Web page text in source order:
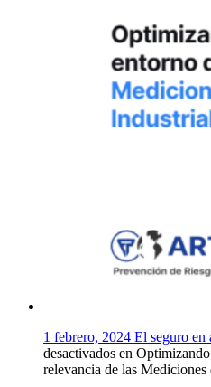
1 febrero, 2024 El seguro en
desactivados en
relevancia de las